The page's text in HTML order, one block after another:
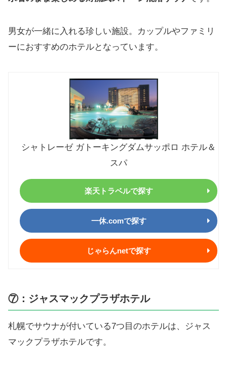
男女が一緒に入れる珍しい施設。カップルやファミリ
ーにおすすめのホテルとなっています。
シャトレーゼ ガトーキングダムサッポロ ホテル＆
スパ
楽天トラベルで探す
一休.comで探す
じゃらんnetで探す
⑦：ジャスマックプラザホテル
札幌でサウナが付いている7つ目のホテルは、ジャス
マックプラザホテルです。